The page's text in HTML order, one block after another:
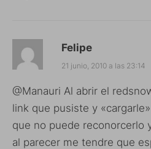
Felipe
21 junio, 2010 a las 23:14
@Manauri Al abrir el
link que pusiste y
que no puede reconorcerlo
al parecer me tendre que